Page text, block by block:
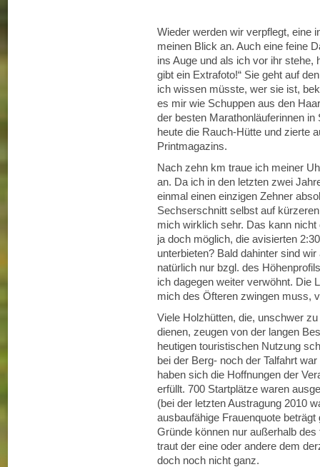
Wieder werden wir verpflegt, eine
meinen Blick an. Auch eine feine
ins Auge und als ich vor ihr stehe,
gibt ein Extrafoto!“ Sie geht auf
ich wissen müsste, wer sie ist,
es mir wie Schuppen aus den
der besten Marathonläuferinnen
heute die Rauch-Hütte und zierte
Printmagazins.
Nach zehn km traue ich meiner
an. Da ich in den letzten zwei
einmal einen einzigen Zehner
Sechserschnitt selbst auf
mich wirklich sehr. Das kann
ja doch möglich, die avisierten
unterbieten? Bald dahinter sind
natürlich nur bzgl. des
ich dagegen weiter verwöhnt. Die
mich des Öfteren zwingen muss,
Viele Holzhütten, die, unschwer
dienen, zeugen von der langen
heutigen touristischen Nutzung
bei der Berg- noch der Talfahrt
haben sich die Hoffnungen der
erfüllt. 700 Startplätze waren
(bei der letzten Austragung 2010
ausbaufähige Frauenquote
Gründe können nur außerhalb
traut der eine oder andere dem
doch noch nicht ganz.